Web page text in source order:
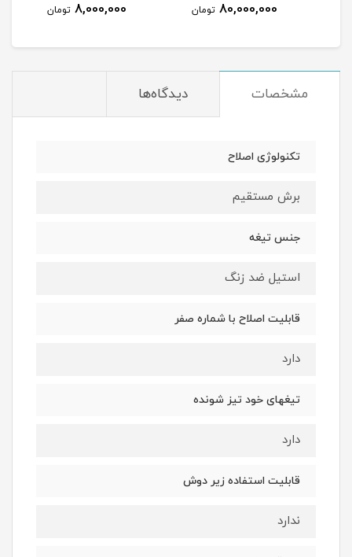
80,000,000 تومان 8,000,000 تومان
مشخصات دیدگاه‌ها
تکنولوژی اصلاح
برش مستقیم
جنس تیغه
استیل ضد زنگ
قابلیت اصلاح با شماره صفر
دارد
تیغهای خود تیز شونده
دارد
قابلیت استفاده زیر دوش
ندارد